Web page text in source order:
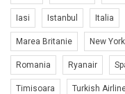
Iasi Istanbul Italia
Marea Britanie New York
Romania Ryanair
Timisoara Turkish